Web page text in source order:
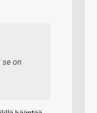
se on